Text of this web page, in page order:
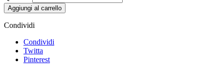
Aggiungi al carrello
Condividi
Condividi
Twitta
Pinterest